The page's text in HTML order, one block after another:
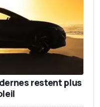
restent plus